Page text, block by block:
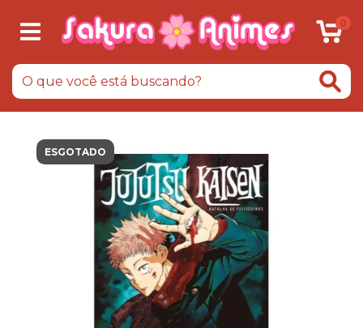
0
ESGOTADO